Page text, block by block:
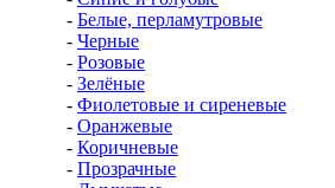
- Белые, перламутровые
- Черные
- Розовые
- Зелёные
- Фиолетовые и сиреневые
- Оранжевые
- Коричневые
- Прозрачные